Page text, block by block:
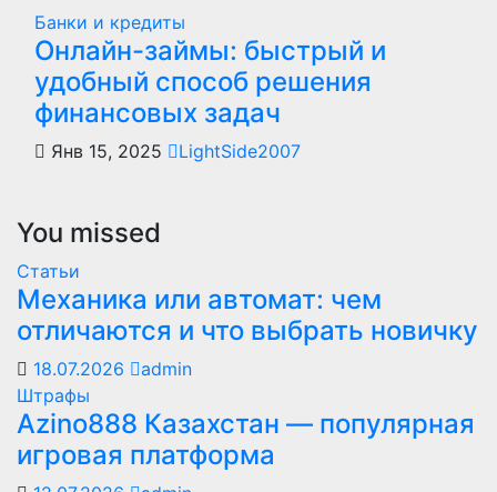
Банки и кредиты
Онлайн-займы: быстрый и
удобный способ решения
финансовых задач
Янв 15, 2025 LightSide2007
You missed
Статьи
Механика или автомат: чем
отличаются и что выбрать новичку
18.07.2026
admin
Штрафы
Azino888 Казахстан — популярная
игровая платформа